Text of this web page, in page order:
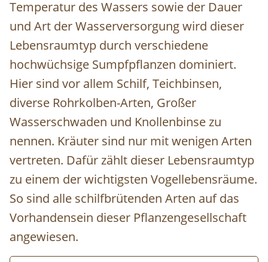
Temperatur des Wassers sowie der Dauer
und Art der Wasserversorgung wird dieser
Lebensraumtyp durch verschiedene
hochwüchsige Sumpfpflanzen dominiert.
Hier sind vor allem Schilf, Teichbinsen,
diverse Rohrkolben-Arten, Großer
Wasserschwaden und Knollenbinse zu
nennen. Kräuter sind nur mit wenigen Arten
vertreten. Dafür zählt dieser Lebensraumtyp
zu einem der wichtigsten Vogellebensräume.
So sind alle schilfbrütenden Arten auf das
Vorhandensein dieser Pflanzengesellschaft
angewiesen.